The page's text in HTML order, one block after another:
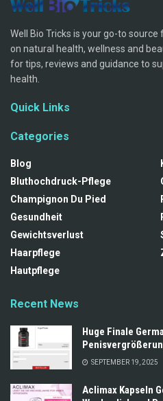
Well Bio Tricks is your go-to
on natural health, wellness and
for tips, reviews and guidance to
health.
Quick Links
Categories
Blog
Bluthochdruck-Pflege
Champignon Du Pied
Gesundheit
Gewichtsverlust
Haarpflege
Hautpflege
Recent News
Huge Finale
SEPTEMBER 19, 2025
Aclimax Kapseln